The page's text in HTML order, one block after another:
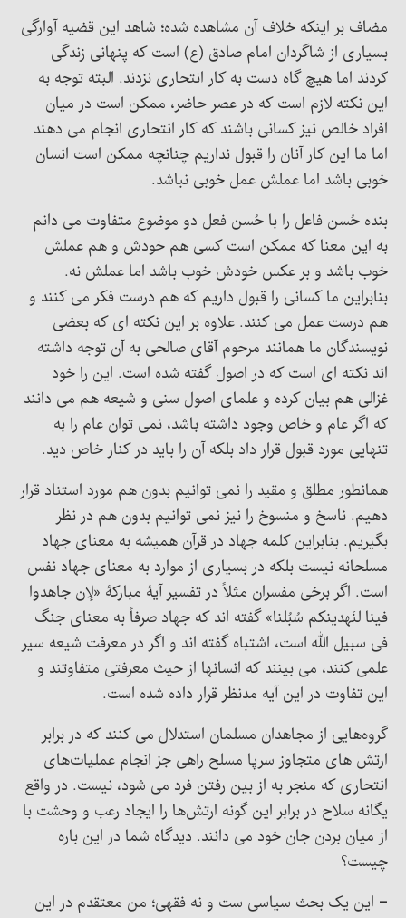
مضاف بر اینکه خلاف آن مشاهده شده؛ شاهد این قضیه آوارگی
بسیاری از شاگردان امام صادق (ع) است که پنهانی زندگی
کردند اما هیچ گاه دست به کار انتحاری نزدند. البته توجه به
این نکته لازم است که در عصر حاضر، ممکن است در میان
افراد خالص نیز کسانی باشند که کار انتحاری انجام می دهند
اما ما این کار آنان را قبول نداریم چنانچه ممکن است انسان
خوبی باشد اما عملش عمل خوبی نباشد.
بنده حُسن فاعل را با حُسن فعل دو موضوع متفاوت می دانم
به این معنا که ممکن است کسی هم خودش و هم عملش
خوب باشد و بر عکس خودش خوب باشد اما عملش نه.
بنابراین ما کسانی را قبول داریم که هم درست فکر می کنند و
هم درست عمل می کنند. علاوه بر این نکته ای که بعضی
نویسندگان ما همانند مرحوم آقای صالحی به آن توجه داشته
اند نکته ای است که در اصول گفته شده است. این را خود
غزالی هم بیان کرده و علمای اصول سنی و شیعه هم می دانند
که اگر عام و خاص وجود داشته باشد، نمی توان عام را به
تنهایی مورد قبول قرار داد بلکه آن را باید در کنار خاص دید.
همانطور مطلق و مقید را نمی توانیم بدون هم مورد استناد قرار
دهیم. ناسخ و منسوخ را نیز نمی توانیم بدون هم در نظر
بگیریم. بنابراین کلمه جهاد در قرآن همیشه به معنای جهاد
مسلحانه نیست بلکه در بسیاری از موارد به معنای جهاد نفس
است. اگر برخی مفسران مثلاً در تفسیر آیۀ مبارکۀ «لإن جاهدوا
فینا لنَهدینکم سُبُلنا» گفته اند که جهاد صرفاً به معنای جنگ
فی سبیل الله است، اشتباه گفته اند و اگر در معرفت شیعه سیر
علمی کنند، می بینند که انسانها از حیث معرفتی متفاوتند و
این تفاوت در این آیه مدنظر قرار داده شده است.
گروه‌هایی از مجاهدان مسلمان استدلال می کنند که در برابر
ارتش های متجاوز سرپا مسلح راهی جز انجام عملیات‌های
انتحاری که منجر به از بین رفتن فرد می شود، نیست. در واقع
یگانه سلاح در برابر این گونه ارتش‌ها را ایجاد رعب و وحشت با
از میان بردن جان خود می دانند. دیدگاه شما در این باره
چیست؟
– این یک بحث سیاسی ست و نه فقهی؛ من معتقدم در این